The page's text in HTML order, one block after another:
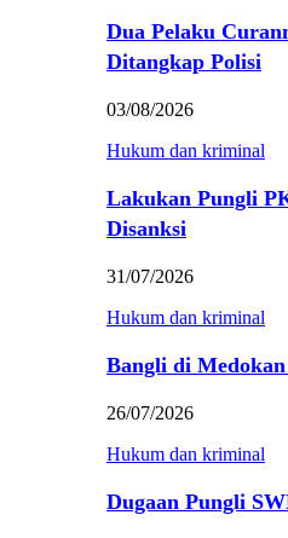
Dua Pelaku
Ditangkap Polisi
03/08/2026
Hukum dan kriminal
Lakukan Pungli
Disanksi
31/07/2026
Hukum dan kriminal
Bangli di
26/07/2026
Hukum dan kriminal
Dugaan Pungli